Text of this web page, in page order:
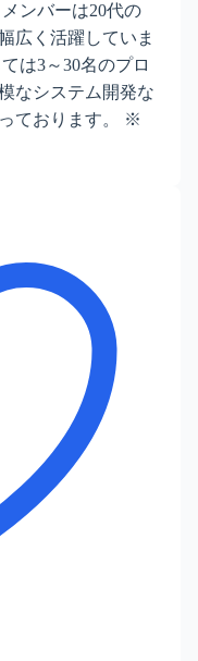
ンバーは20代の
広く活躍していま
は3～30名のプロ
なシステム開発な
ております。 ※